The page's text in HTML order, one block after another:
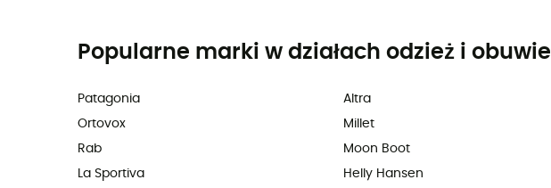
Popularne marki w działach odzież i obuwie
Patagonia
Ortovox
Rab
La Sportiva
Altra
Millet
Moon Boot
Helly Hansen